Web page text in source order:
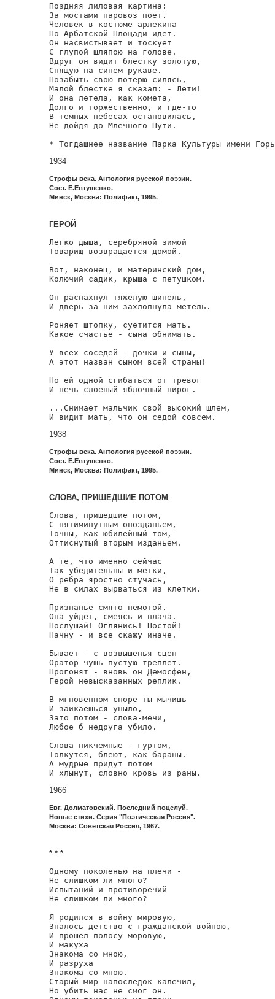
Поздняя лиловая картина:
За мостами паровоз поет.
Человек в костюме арлекина
По Арбатской Площади идет.
Он насвистывает и тоскует
С глупой шляпою на голове.
Вдруг он видит блестку золотую,
Спящую на синем рукаве.
Позабыть свою потерю силясь,
Малой блестке я сказал: - Лети!
И она летела, как комета,
Долго и торжественно, и где-то
В темных небесах остановилась,
Не дойдя до Млечного Пути.
* Тогдашнее название Парка Культуры имени
1934
Строфы века. Антология русской поэзии.
Сост. Е.Евтушенко.
Минск, Москва: Полифакт, 1995.
ГЕРОЙ
Легко дыша, серебряной зимой
Товарищ возвращается домой.
Вот, наконец, и материнский дом,
Колючий садик, крыша с петушком.
Он распахнул тяжелую шинель,
И дверь за ним захлопнула метель.
Роняет штопку, суетится мать.
Какое счастье - сына обнимать.
У всех соседей - дочки и сыны,
А этот назван сыном всей страны!
Но ей одной сгибаться от тревог
И печь слоеный яблочный пирог.
...Снимает мальчик свой высокий шлем,
И видит мать, что он седой совсем.
1938
Строфы века. Антология русской поэзии.
Сост. Е.Евтушенко.
Минск, Москва: Полифакт, 1995.
СЛОВА, ПРИШЕДШИЕ ПОТОМ
Слова, пришедшие потом,
С пятиминутным опозданьем,
Точны, как юбилейный том,
Оттиснутый вторым изданьем.
А те, что именно сейчас
Так убедительны и метки,
О ребра яростно стучась,
Не в силах вырваться из клетки.
Признанье смято немотой.
Она уйдет, смеясь и плача.
Послушай! Оглянись! Постой!
Начну - и все скажу иначе.
Бывает - с возвышенья сцен
Оратор чушь пустую треплет.
Прогонят - вновь он Демосфен,
Герой невысказанных реплик.
В мгновенном споре ты мычишь
И заикаешься уныло,
Зато потом - слова-мечи,
Любое б недруга убило.
Слова никчемные - гуртом,
Толкутся, блеют, как бараны.
А мудрые придут потом
И хлынут, словно кровь из раны.
1966
Евг. Долматовский. Последний поцелуй.
Новые стихи. Серия "Поэтическая Россия".
Москва: Советская Россия, 1967.
* * *
Одному поколенью на плечи -
Не слишком ли много?
Испытаний и противоречий
Не слишком ли много?
Я родился в войну мировую,
Зналось детство с гражданской войною,
И прошел полосу моровую,
И макуха
Знакома со мною,
И разруха
Знакома со мною.
Старый мир напоследок калечил,
Но убить нас не смог он.